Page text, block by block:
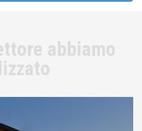
abbiamo